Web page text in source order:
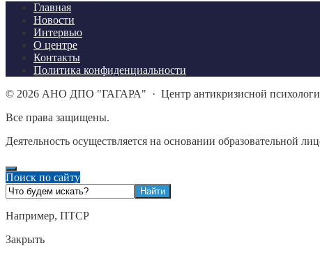
Главная
Новости
Интервью
О центре
Контакты
Политика конфиденциальности
© 2026 АНО ДПО "ГАГАРА" · Центр антикризисной
Все права защищены.
Деятельность осуществляется на основании образовательной
Поиск по сайту
Например, ПТСР
Закрыть